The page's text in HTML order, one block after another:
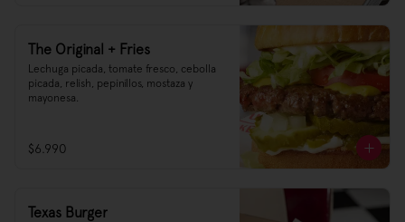
The Original + Fries
Lechuga picada, tomate fresco, cebolla
picada, relish, pepinillos, mostaza y
mayonesa.
$6.990
Texas Burger